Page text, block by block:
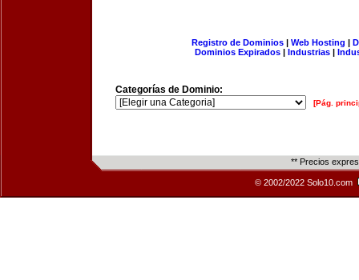
Registro de Dominios| Web Hosting |
Dominios Expirados | Industrias |
Categorías de Dominio:
[Pág.
** Precios
© 2002/2022 Solo10.com